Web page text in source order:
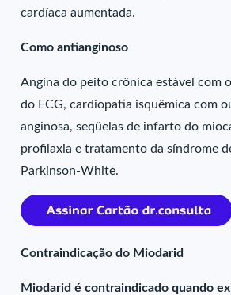
cardíaca aumentada.
Como antianginoso
Angina do peito crônica estável com
do ECG, cardiopatia isquêmica com
anginosa, seqüelas de infarto do
profilaxia e tratamento da síndrome
Parkinson-White.
Contraindicação do Miodarid
Miodarid é contraindicado quando